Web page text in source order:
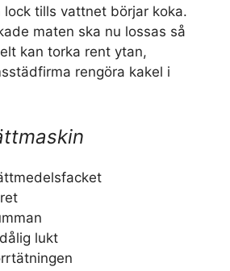
lock tills vattnet börjar koka.
maten ska nu lossas så
kan torka rent ytan,
rengöra kakel i
lukt